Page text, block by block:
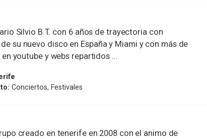
Silvio B.T. con 6 años de trayectoria con
su nuevo disco en España y Miami y con más de
youtube y webs repartidos ...
Conciertos, Festivales
creado en tenerife en 2008 con el animo de